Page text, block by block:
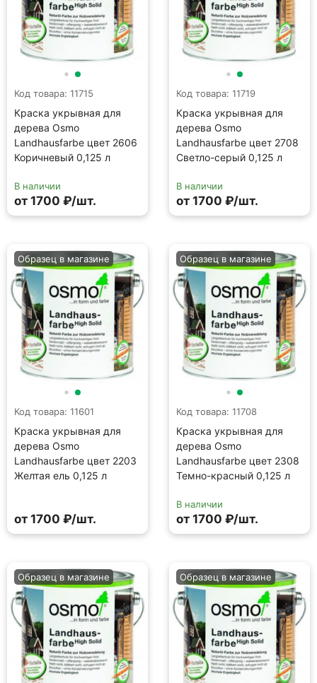
Код товара: 11715
Краска укрывная для
дерева Osmo
Landhausfarbe цвет 2606
Коричневый 0,125 л
В наличии
от 1700 ₽/шт.
Код товара: 11719
Краска укрывная для
дерева Osmo
Landhausfarbe цвет 2708
Светло-серый 0,125 л
В наличии
от 1700 ₽/шт.
Код товара: 11601
Краска укрывная для
дерева Osmo
Landhausfarbe цвет 2203
Желтая ель 0,125 л
Образец в магазине
от 1700 ₽/шт.
Код товара: 11708
Краска укрывная для
дерева Osmo
Landhausfarbe цвет 2308
Темно-красный 0,125 л
Образец в магазине
В наличии
от 1700 ₽/шт.
Образец в магазине Образец в магазине